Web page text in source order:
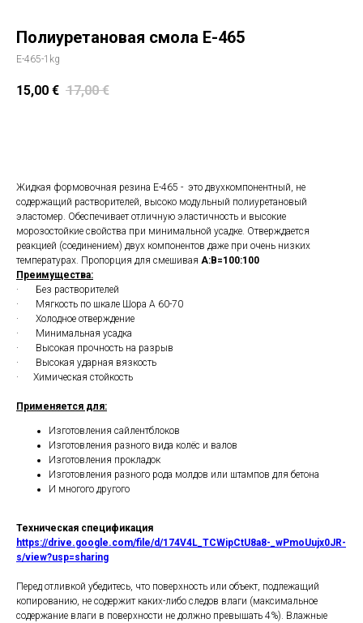
Полиуретановая смола Е-465
E-465-1kg
15,00 € 17,00 €
Жидкая формовочная резина Е-465 - это двухкомпонентный, не
содержащий растворителей, высоко модульный полиуретановый
эластомер. Обеспечивает отличную эластичность и высокие
морозостойкие свойства при минимальной усадке. Отверждается
реакцией (соединением) двух компонентов даже при очень низких
температурах. Пропорция для смешивая А:В=100:100
Преимущества:
· Без растворителей
· Мягкость по шкале Шора А 60-70
· Холодное отверждение
· Минимальная усадка
· Высокая прочность на разрыв
· Высокая ударная вязкость
· Химическая стойкость
Применяется для:
Изготовления сайлентблоков
Изготовления разного вида колёс и валов
Изготовления прокладок
Изготовления разного рода молдов или штампов для бетона
И многого другого
Техническая спецификация
https://drive.google.com/file/d/174V4L_TCWipCtU8a8-_wPmoUujx0JR-
s/view?usp=sharing
Перед отливкой убедитесь, что поверхность или объект, подлежащий
копированию, не содержит каких-либо следов влаги (максимальное
содержание влаги в поверхности не должно превышать 4%). Влажные